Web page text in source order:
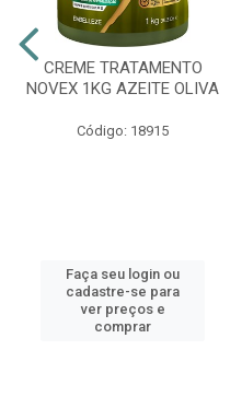
CREME TRATAMENTO
NOVEX 1KG AZEITE OLIVA
Código: 18915
Faça seu login ou
cadastre-se para
ver preços e
comprar